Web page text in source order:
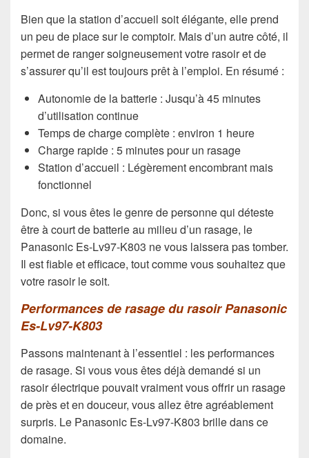
Bien que la station d’accueil soit élégante, elle prend
un peu de place sur le comptoir. Mais d’un autre côté, il
permet de ranger soigneusement votre rasoir et de
s’assurer qu’il est toujours prêt à l’emploi. En résumé :
Autonomie de la batterie : Jusqu’à 45 minutes
d’utilisation continue
Temps de charge complète : environ 1 heure
Charge rapide : 5 minutes pour un rasage
Station d’accueil : Légèrement encombrant mais
fonctionnel
Donc, si vous êtes le genre de personne qui déteste
être à court de batterie au milieu d’un rasage, le
Panasonic Es-Lv97-K803 ne vous laissera pas tomber.
Il est fiable et efficace, tout comme vous souhaitez que
votre rasoir le soit.
Performances de rasage du rasoir Panasonic
Es-Lv97-K803
Passons maintenant à l’essentiel : les performances
de rasage. Si vous vous êtes déjà demandé si un
rasoir électrique pouvait vraiment vous offrir un rasage
de près et en douceur, vous allez être agréablement
surpris. Le Panasonic Es-Lv97-K803 brille dans ce
domaine.